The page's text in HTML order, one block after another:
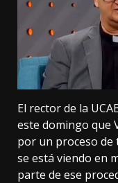
El rector de la
este domingo que
por un proceso de
se está viendo en
parte de ese